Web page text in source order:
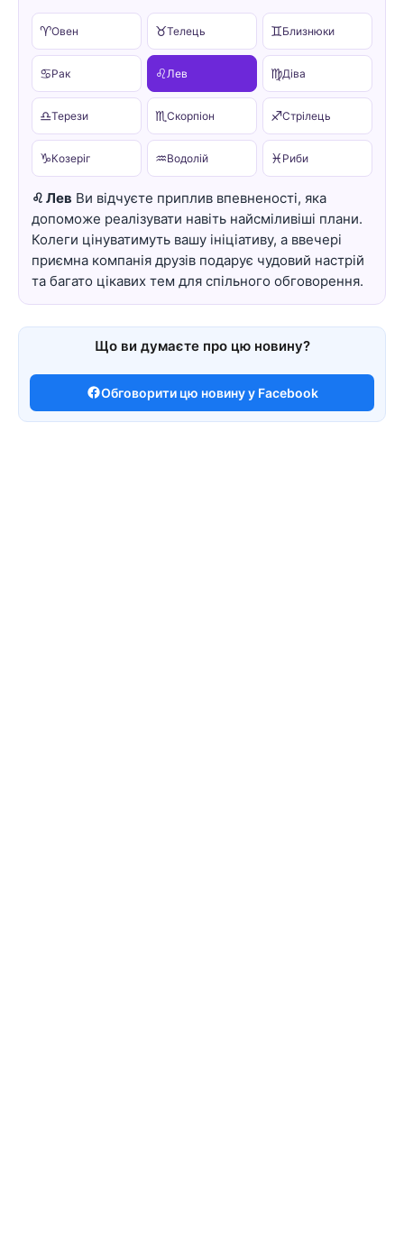
♈Овен ♉Телець ♊Близнюки
♋Рак ♌ Лев ♍Діва
♎Терези ♏Скорпіон ♐Стрілець
♑Козеріг ♒Водолій ♓ Риби
♌ Лев Ви відчуєте приплив впевненості, яка
допоможе реалізувати навіть найсміливіші плани.
Колеги цінуватимуть вашу ініціативу, а ввечері
приємна компанія друзів подарує чудовий настрій
та багато цікавих тем для спільного обговорення.
Що ви думаєте про цю новину?
Обговорити цю новину у Facebook